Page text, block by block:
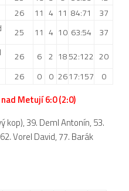
26 11 4 11 84:71
37
25 11 4 10 63:54
37
26 6 2 1852:122 20
26 0 0 2617:157 0
Metují 6:0 (2:0)
kop), 39. Deml Antonín, 53.
Vorel David, 77. Barák